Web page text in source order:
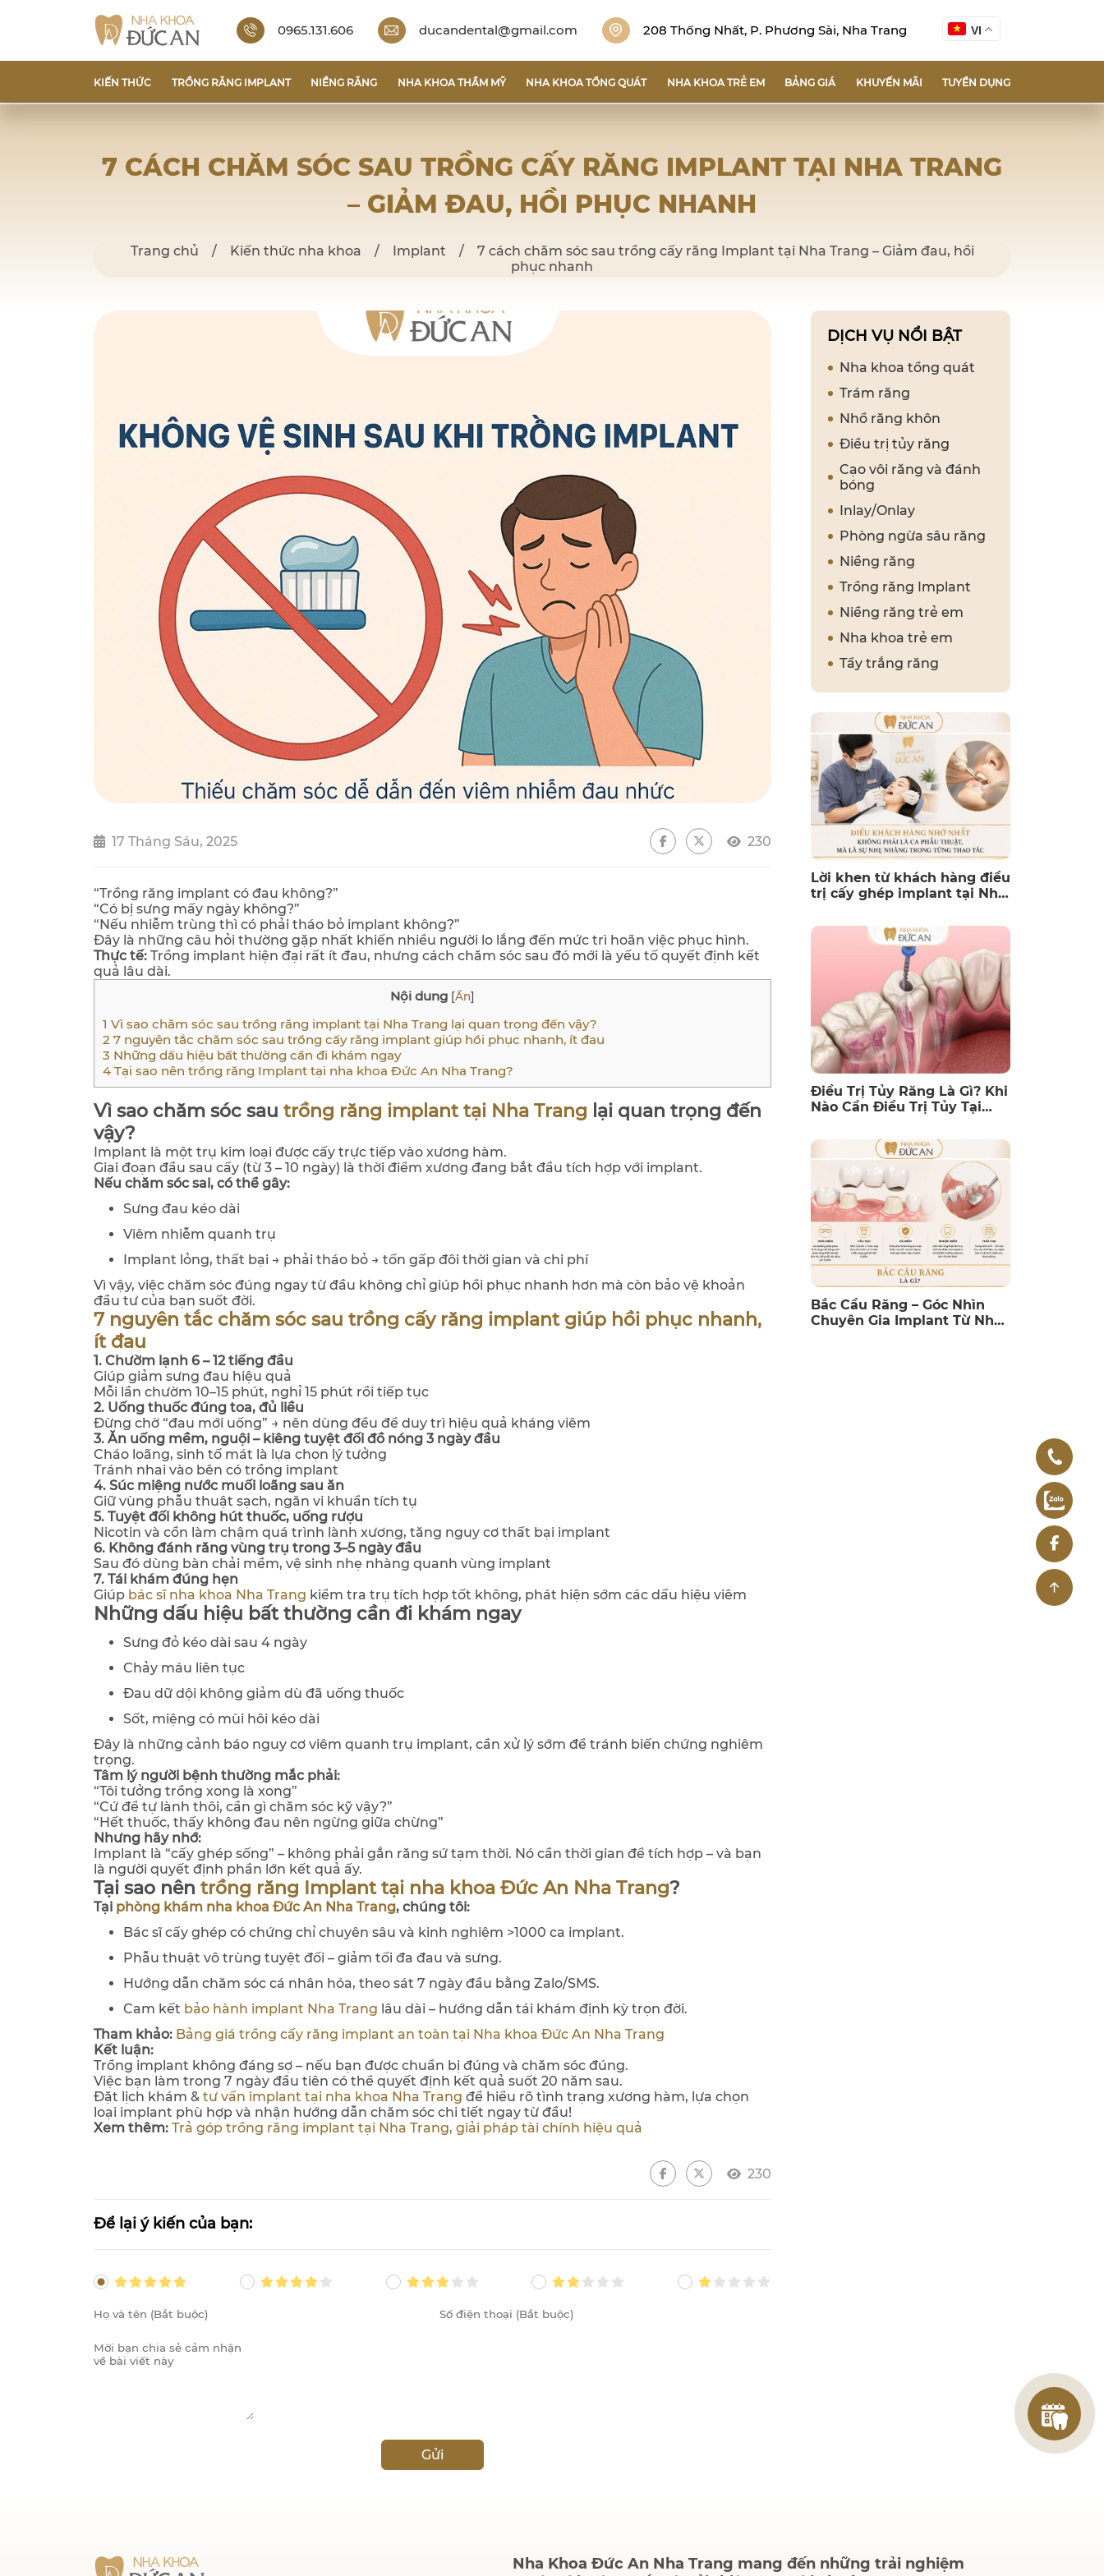
0965.131.606 ducandental@gmail.com 208 Thống Nhất, P. Phương Sài, Nha Trang VI
KIẾN THỨC TRỒNG RĂNG IMPLANT NIỀNG RĂNG NHA KHOA THẨM MỸ NHA KHOA TỔNG QUÁT NHA KHOA TRẺ EM BẢNG GIÁ KHUYẾN MÃI TUYỂN DỤNG
7 CÁCH CHĂM SÓC SAU TRỒNG CẤY RĂNG IMPLANT TẠI NHA TRANG
– GIẢM ĐAU, HỒI PHỤC NHANH
Trang chủ / Kiến thức nha khoa / Implant /
7 cách chăm sóc sau trồng cấy răng Implant tại Nha Trang – Giảm đau, hồi
phục nhanh
17 Tháng Sáu, 2025 230
“Trồng răng implant có đau không?”
“Có bị sưng mấy ngày không?”
“Nếu nhiễm trùng thì có phải tháo bỏ implant không?”
Đây là những câu hỏi thường gặp nhất khiến nhiều người lo lắng đến mức trì hoãn việc phục hình.
Thực tế: Trồng implant hiện đại rất ít đau, nhưng cách chăm sóc sau đó mới là yếu tố quyết định kết
quả lâu dài.
Nội dung [Ẩn]
1 Vì sao chăm sóc sau trồng răng implant tại Nha Trang lại quan trọng đến vậy?
2 7 nguyên tắc chăm sóc sau trồng cấy răng implant giúp hồi phục nhanh, ít đau
3 Những dấu hiệu bất thường cần đi khám ngay
4 Tại sao nên trồng răng Implant tại nha khoa Đức An Nha Trang?
Vì sao chăm sóc sau trồng răng implant tại Nha Trang lại quan trọng đến
vậy?
Implant là một trụ kim loại được cấy trực tiếp vào xương hàm.
Giai đoạn đầu sau cấy (từ 3 – 10 ngày) là thời điểm xương đang bắt đầu tích hợp với implant.
Nếu chăm sóc sai, có thể gây:
Sưng đau kéo dài
Viêm nhiễm quanh trụ
Implant lỏng, thất bại → phải tháo bỏ → tốn gấp đôi thời gian và chi phí
Vì vậy, việc chăm sóc đúng ngay từ đầu không chỉ giúp hồi phục nhanh hơn mà còn bảo vệ khoản
đầu tư của bạn suốt đời.
7 nguyên tắc chăm sóc sau trồng cấy răng implant giúp hồi phục nhanh,
ít đau
1. Chườm lạnh 6 – 12 tiếng đầu
Giúp giảm sưng đau hiệu quả
Mỗi lần chườm 10–15 phút, nghỉ 15 phút rồi tiếp tục
2. Uống thuốc đúng toa, đủ liều
Đừng chờ “đau mới uống” → nên dùng đều để duy trì hiệu quả kháng viêm
3. Ăn uống mềm, nguội – kiêng tuyệt đối đồ nóng 3 ngày đầu
Cháo loãng, sinh tố mát là lựa chọn lý tưởng
Tránh nhai vào bên có trồng implant
4. Súc miệng nước muối loãng sau ăn
Giữ vùng phẫu thuật sạch, ngăn vi khuẩn tích tụ
5. Tuyệt đối không hút thuốc, uống rượu
Nicotin và cồn làm chậm quá trình lành xương, tăng nguy cơ thất bại implant
6. Không đánh răng vùng trụ trong 3–5 ngày đầu
Sau đó dùng bàn chải mềm, vệ sinh nhẹ nhàng quanh vùng implant
7. Tái khám đúng hẹn
Giúp bác sĩ nha khoa Nha Trang kiểm tra trụ tích hợp tốt không, phát hiện sớm các dấu hiệu viêm
Những dấu hiệu bất thường cần đi khám ngay
Sưng đỏ kéo dài sau 4 ngày
Chảy máu liên tục
Đau dữ dội không giảm dù đã uống thuốc
Sốt, miệng có mùi hôi kéo dài
Đây là những cảnh báo nguy cơ viêm quanh trụ implant, cần xử lý sớm để tránh biến chứng nghiêm
trọng.
Tâm lý người bệnh thường mắc phải:
“Tôi tưởng trồng xong là xong”
“Cứ để tự lành thôi, cần gì chăm sóc kỹ vậy?”
“Hết thuốc, thấy không đau nên ngừng giữa chừng”
Nhưng hãy nhớ:
Implant là “cấy ghép sống” – không phải gắn răng sứ tạm thời. Nó cần thời gian để tích hợp – và bạn
là người quyết định phần lớn kết quả ấy.
Tại sao nên trồng răng Implant tại nha khoa Đức An Nha Trang?
Tại phòng khám nha khoa Đức An Nha Trang, chúng tôi:
Bác sĩ cấy ghép có chứng chỉ chuyên sâu và kinh nghiệm >1000 ca implant.
Phẫu thuật vô trùng tuyệt đối – giảm tối đa đau và sưng.
Hướng dẫn chăm sóc cá nhân hóa, theo sát 7 ngày đầu bằng Zalo/SMS.
Cam kết bảo hành implant Nha Trang lâu dài – hướng dẫn tái khám định kỳ trọn đời.
Tham khảo: Bảng giá trồng cấy răng implant an toàn tại Nha khoa Đức An Nha Trang
Kết luận:
Trồng implant không đáng sợ – nếu bạn được chuẩn bị đúng và chăm sóc đúng.
Việc bạn làm trong 7 ngày đầu tiên có thể quyết định kết quả suốt 20 năm sau.
Đặt lịch khám & tư vấn implant tại nha khoa Nha Trang để hiểu rõ tình trạng xương hàm, lựa chọn
loại implant phù hợp và nhận hướng dẫn chăm sóc chi tiết ngay từ đầu!
Xem thêm: Trả góp trồng răng implant tại Nha Trang, giải pháp tài chính hiệu quả
230
Để lại ý kiến của bạn:
Gửi
DỊCH VỤ NỔI BẬT
Nha khoa tổng quát
Trám răng
Nhổ răng khôn
Điều trị tủy răng
Cạo vôi răng và đánh
bóng
Inlay/Onlay
Phòng ngừa sâu răng
Niềng răng
Trồng răng Implant
Niềng răng trẻ em
Nha khoa trẻ em
Tẩy trắng răng
Lời khen từ khách hàng điều
trị cấy ghép implant tại Nha
Điều Trị Tủy Răng Là Gì? Khi
Nào Cần Điều Trị Tủy Tại
Bắc Cầu Răng – Góc Nhìn
Chuyên Gia Implant Từ Nha
Nha Khoa Đức An Nha Trang mang đến những trải nghiệm